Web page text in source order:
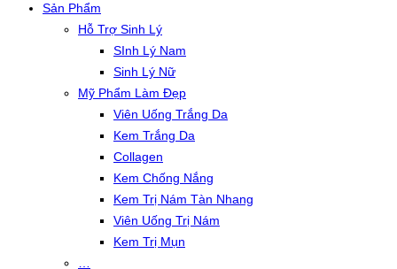
Sản Phẩm
Hỗ Trợ Sinh Lý
SInh Lý Nam
Sinh Lý Nữ
Mỹ Phẩm Làm Đẹp
Viên Uống Trắng Da
Kem Trắng Da
Collagen
Kem Chống Nắng
Kem Trị Nám Tàn Nhang
Viên Uống Trị Nám
Kem Trị Mụn